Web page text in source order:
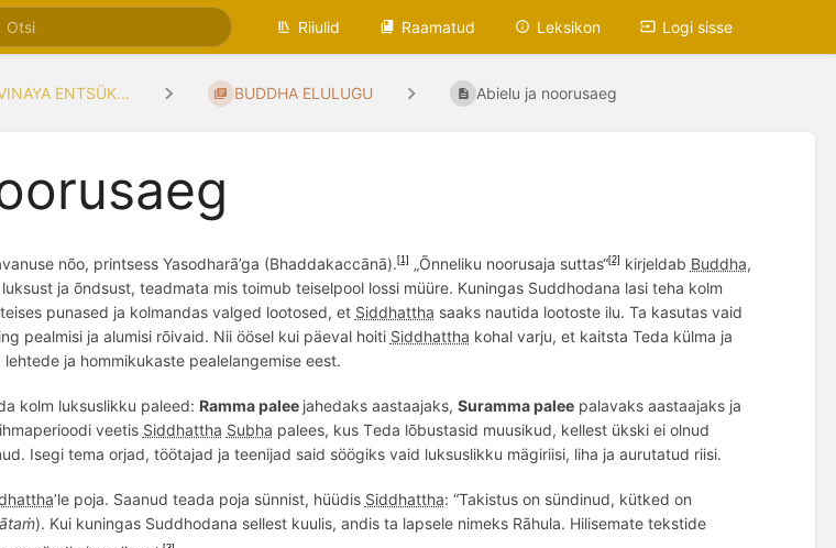
Riiulid Raamatud Leksikon Logi sisse
ENTSÜK... BUDDHA ELULUGU Abielu ja noorusaeg
nõo, printsess Yasodharā’ga (Bhaddakaccānā). [1] „Õnneliku noorusaja suttas“[2] kirjeldab Buddha,
ja õndsust, teadmata mis toimub teiselpool lossi müüre. Kuningas Suddhodana lasi teha kolm
punased ja kolmandas valged lootosed, et Siddhattha saaks nautida lootoste ilu. Ta kasutas vaid
pealmisi ja alumisi rõivaid. Nii öösel kui päeval hoiti Siddhattha kohal varju, et kaitsta Teda külma ja
ja hommikukaste pealelangemise eest.
kolm luksuslikku paleed: Ramma palee jahedaks aastaajaks, Suramma paleepalavaks aastaajaks ja
veetis Siddhattha Subha palees, kus Teda lõbustasid muusikud, kellest ükski ei olnud
Isegi tema orjad, töötajad ja teenijad said söögiks vaid luksuslikku mägiriisi, liha ja aurutatud riisi.
’le poja. Saanud teada poja sünnist, hüüdis Siddhattha: “Takistus on sündinud, kütked on
). Kui kuningas Suddhodana sellest kuulis, andis ta lapsele nimeks Rāhula. Hilisemate tekstide